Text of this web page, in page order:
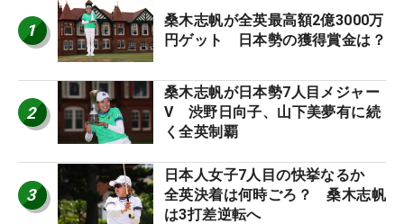
1
桑木志帆が全英最高額2億3000万
円ゲット 日本勢の獲得賞金は？
2
桑木志帆が日本勢7人目メジャー
V 渋野日向子、山下美夢有に続
く全英制覇
3
日本人女子7人目の快挙なるか
全英決着は何時ごろ？ 桑木志帆
は3打差逆転へ